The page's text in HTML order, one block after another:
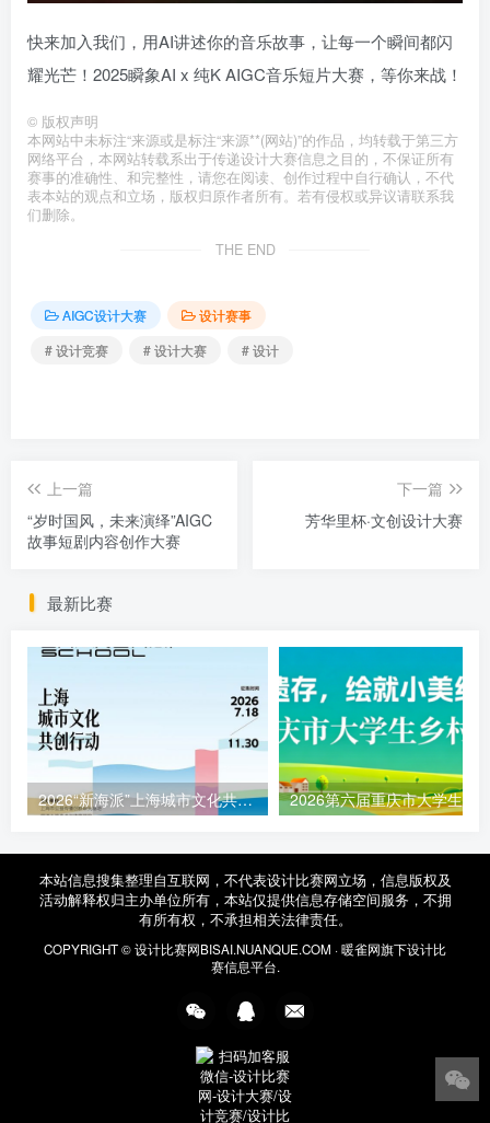
快来加入我们，用AI讲述你的音乐故事，让每一个瞬间都闪
耀光芒！2025瞬象AI x 纯K AIGC音乐短片大赛，等你来战！
© 版权声明
本网站中未标注“来源或是标注“来源**(网站)”的作品，均转载于第三方
网络平台，本网站转载系出于传递设计大赛信息之目的，不保证所有
赛事的准确性、和完整性，请您在阅读、创作过程中自行确认，不代
表本站的观点和立场，版权归原作者所有。若有侵权或异议请联系我
们删除。
THE END
AIGC设计大赛
设计赛事
# 设计竞赛
# 设计大赛 # 设计
上一篇
“岁时国风，未来演绎”AIGC
故事短剧内容创作大赛
下一篇
芳华里杯·文创设计大赛
最新比赛
2026“新海派”上海城市文化共创行动征集函
本站信息搜集整理自互联网，不代表设计比赛网立场，信息版权及
活动解释权归主办单位所有，本站仅提供信息存储空间服务，不拥
有所有权，不承担相关法律责任。
COPYRIGHT ©设计比赛网BISAI.NUANQUE.COM ·暖雀网旗下设计比
赛信息平台.